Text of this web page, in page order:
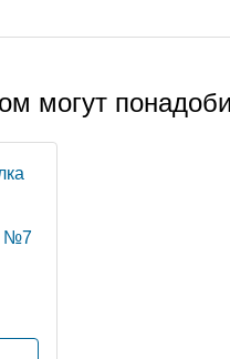
могут
№7